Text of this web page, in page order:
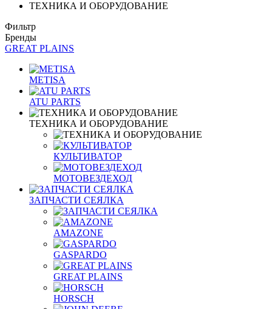
ТЕХНИКА И ОБОРУДОВАНИЕ
Фильтр
Бренды
GREAT PLAINS
METISA
ATU PARTS
ТЕХНИКА И ОБОРУДОВАНИЕ
КУЛЬТИВАТОР
МОТОВЕЗДЕХОД
ЗАПЧАСТИ СЕЯЛКА
AMAZONE
GASPARDO
GREAT PLAINS
HORSCH